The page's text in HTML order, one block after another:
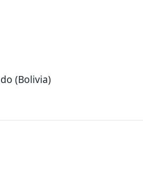
(Bolivia)